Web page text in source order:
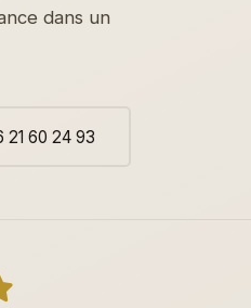
dans un
21 60 24 93